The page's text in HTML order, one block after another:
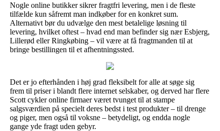
Nogle online butikker sikrer fragtfri levering, men i de fleste
tilfælde kun såfremt man indkøber for en konkret sum.
Alternativt bør du udvælge den mest betalelige løsning til
levering, hvilket oftest – hvad end man befinder sig nær Esbjerg,
Lillerød eller Ringkøbing – vil være at få fragtmanden til at
bringe bestillingen til et afhentningssted.
Det er jo efterhånden i høj grad fleksibelt for alle at søge sig
frem til priser i blandt flere internet selskaber, og derved har flere
Scott cykler online firmaer været tvunget til at stampe
salgsværdien på specielt deres bedst i test produkter – til drenge
og piger, men også til voksne – betydeligt, og endda nogle
gange yde fragt uden gebyr.